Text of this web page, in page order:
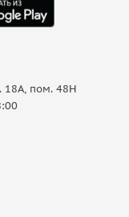
18A, пом. 48Н